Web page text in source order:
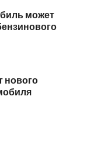
может
нового